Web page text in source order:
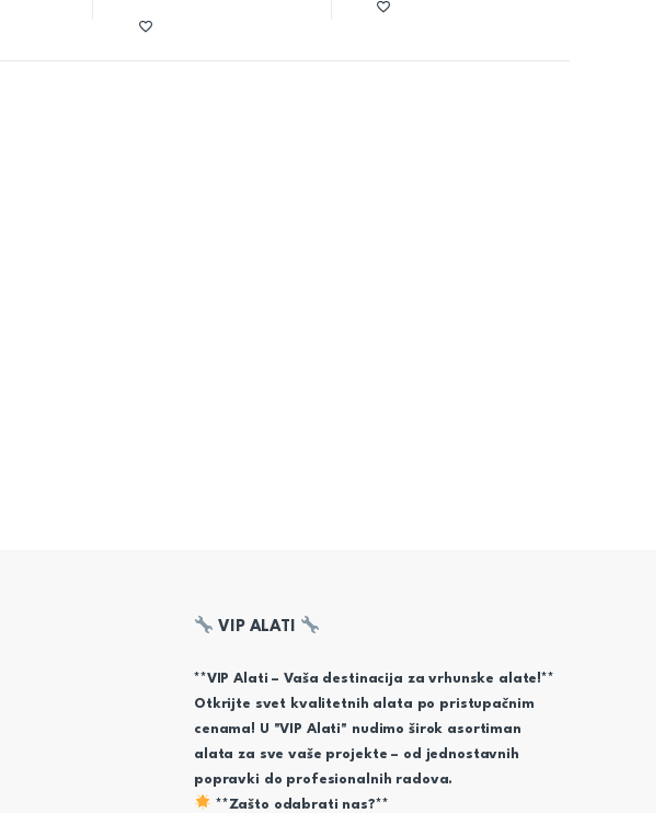
VIP ALATI
**VIP Alati – Vaša destinacija za vrhunske alate!**
Otkrijte svet kvalitetnih alata po pristupačnim
cenama! U "VIP Alati" nudimo širok asortiman
alata za sve vaše projekte – od jednostavnih
popravki do profesionalnih radova.
**Zašto odabrati nas?**